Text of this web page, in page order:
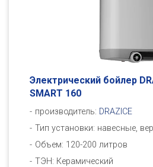
Электрический бойлер
SMART 160
производитель: DRAZICE
Тип установки: навесные,
Объем: 120-200 литров
ТЭН: Керамический